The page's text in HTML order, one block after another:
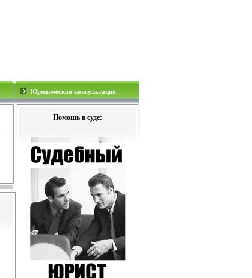
Юридическая консультация
Помощь в суде: